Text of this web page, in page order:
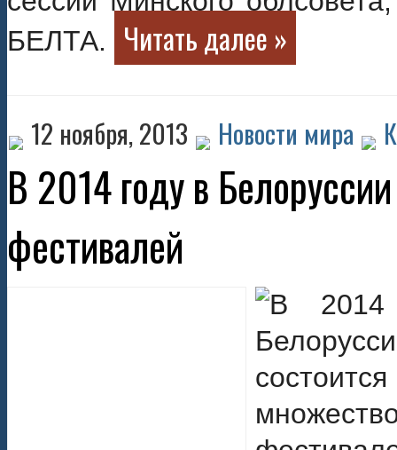
БЕЛТА.
Читать далее »
12 ноября, 2013 Новости мира
В 2014 году в
фестивалей